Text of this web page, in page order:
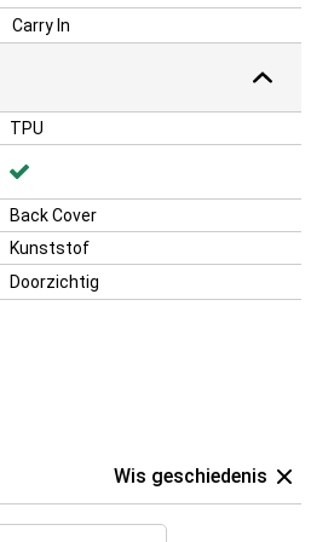
Carry In
TPU
Back Cover
Kunststof
Doorzichtig
Wis geschiedenis